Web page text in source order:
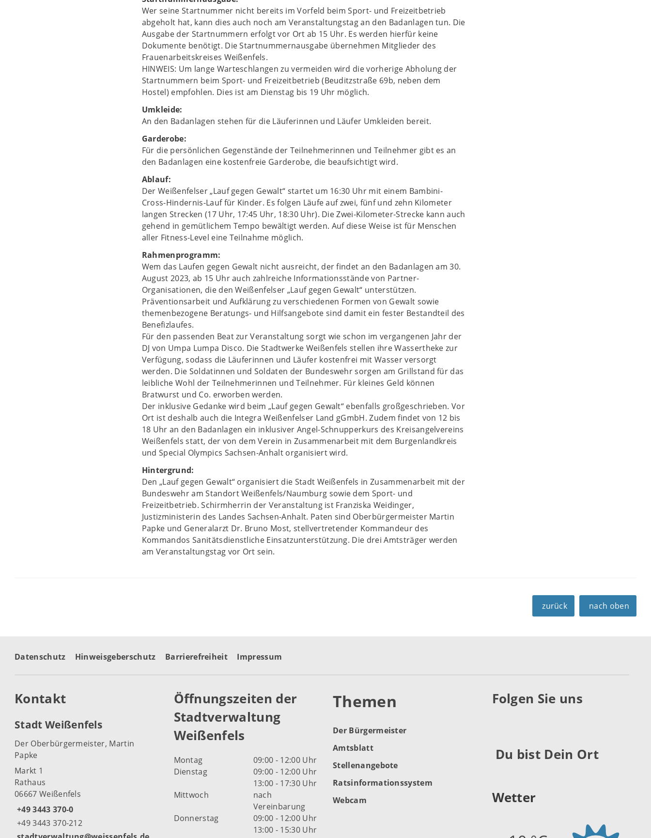
Wer seine Startnummer nicht bereits im Vorfeld beim Sport- und Freizeitbetrieb
abgeholt hat, kann dies auch noch am Veranstaltungstag an den Badanlagen tun. Die
Ausgabe der Startnummern erfolgt vor Ort ab 15 Uhr. Es werden hierfür keine
Dokumente benötigt. Die Startnummernausgabe übernehmen Mitglieder des
Frauenarbeitskreises Weißenfels.
HINWEIS: Um lange Warteschlangen zu vermeiden wird die vorherige Abholung der
Startnummern beim Sport- und Freizeitbetrieb (Beuditzstraße 69b, neben dem
Hostel) empfohlen. Dies ist am Dienstag bis 19 Uhr möglich.
Umkleide:
An den Badanlagen stehen für die Läuferinnen und Läufer Umkleiden bereit.
Garderobe:
Für die persönlichen Gegenstände der Teilnehmerinnen und Teilnehmer gibt es an
den Badanlagen eine kostenfreie Garderobe, die beaufsichtigt wird.
Ablauf:
Der Weißenfelser „Lauf gegen Gewalt“ startet um 16:30 Uhr mit einem Bambini-
Cross-Hindernis-Lauf für Kinder. Es folgen Läufe auf zwei, fünf und zehn Kilometer
langen Strecken (17 Uhr, 17:45 Uhr, 18:30 Uhr). Die Zwei-Kilometer-Strecke kann auch
gehend in gemütlichem Tempo bewältigt werden. Auf diese Weise ist für Menschen
aller Fitness-Level eine Teilnahme möglich.
Rahmenprogramm:
Wem das Laufen gegen Gewalt nicht ausreicht, der findet an den Badanlagen am 30.
August 2023, ab 15 Uhr auch zahlreiche Informationsstände von Partner-
Organisationen, die den Weißenfelser „Lauf gegen Gewalt“ unterstützen.
Präventionsarbeit und Aufklärung zu verschiedenen Formen von Gewalt sowie
themenbezogene Beratungs- und Hilfsangebote sind damit ein fester Bestandteil des
Benefizlaufes.
Für den passenden Beat zur Veranstaltung sorgt wie schon im vergangenen Jahr der
DJ von Umpa Lumpa Disco. Die Stadtwerke Weißenfels stellen ihre Wassertheke zur
Verfügung, sodass die Läuferinnen und Läufer kostenfrei mit Wasser versorgt
werden. Die Soldatinnen und Soldaten der Bundeswehr sorgen am Grillstand für das
leibliche Wohl der Teilnehmerinnen und Teilnehmer. Für kleines Geld können
Bratwurst und Co. erworben werden.
Der inklusive Gedanke wird beim „Lauf gegen Gewalt“ ebenfalls großgeschrieben. Vor
Ort ist deshalb auch die Integra Weißenfelser Land gGmbH. Zudem findet von 12 bis
18 Uhr an den Badanlagen ein inklusiver Angel-Schnupperkurs des Kreisangelvereins
Weißenfels statt, der von dem Verein in Zusammenarbeit mit dem Burgenlandkreis
und Special Olympics Sachsen-Anhalt organisiert wird.
Hintergrund:
Den „Lauf gegen Gewalt“ organisiert die Stadt Weißenfels in Zusammenarbeit mit der
Bundeswehr am Standort Weißenfels/Naumburg sowie dem Sport- und
Freizeitbetrieb. Schirmherrin der Veranstaltung ist Franziska Weidinger,
Justizministerin des Landes Sachsen-Anhalt. Paten sind Oberbürgermeister Martin
Papke und Generalarzt Dr. Bruno Most, stellvertretender Kommandeur des
Kommandos Sanitätsdienstliche Einsatzunterstützung. Die drei Amtsträger werden
am Veranstaltungstag vor Ort sein.
zurück nach oben
Datenschutz Hinweisgeberschutz Barrierefreiheit Impressum
Kontakt
Stadt Weißenfels
Der Oberbürgermeister, Martin
Papke
Markt 1
Rathaus
06667 Weißenfels
+49 3443 370-0
+49 3443 370-212
Öffnungszeiten der
Stadtverwaltung
Weißenfels
Montag
09:00 - 12:00 Uhr
Dienstag
09:00 - 12:00 Uhr
13:00 - 17:30 Uhr
Mittwoch
nach
Vereinbarung
Donnerstag
09:00 - 12:00 Uhr
13:00 - 15:30 Uhr
Themen
Der Bürgermeister
Amtsblatt
Stellenangebote
Ratsinformationssystem
Webcam
Folgen Sie uns
Du bist Dein Ort
Wetter